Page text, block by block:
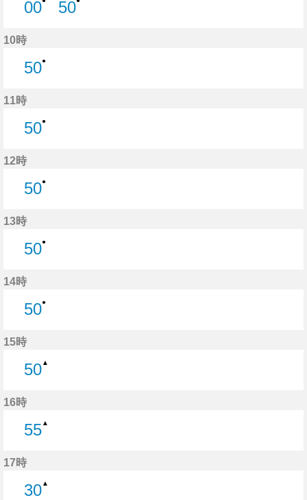
00
50
10時
50●
11時
50●
12時
50●
13時
50●
14時
50●
15時
50▲
16時
55▲
17時
30▲